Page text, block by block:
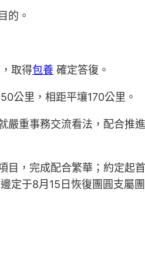
的。
取得包養 確定答復。
公里，相距平壤170公里。
嚴重事務交流看法，配合推
目，完成配合繁華；約定起
定于8月15日恢復團圓支屬團